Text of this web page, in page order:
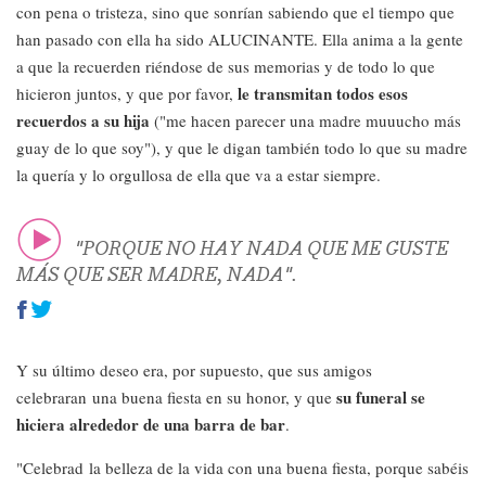
con pena o tristeza, sino que sonrían sabiendo que el tiempo que
han pasado con ella ha sido ALUCINANTE. Ella anima a la gente
a que la recuerden riéndose de sus memorias y de todo lo que
hicieron juntos, y que por favor, le transmitan todos esos
recuerdos a su hija ("me hacen parecer una madre muuucho más
guay de lo que soy"), y que le digan también todo lo que su madre
la quería y lo orgullosa de ella que va a estar siempre.
"PORQUE NO HAY NADA QUE ME GUSTE
MÁS QUE SER MADRE, NADA".
Y su último deseo era, por supuesto, que sus amigos
celebraran una buena fiesta en su honor, y que su funeral se
hiciera alrededor de una barra de bar.
"Celebrad la belleza de la vida con una buena fiesta, porque sabéis